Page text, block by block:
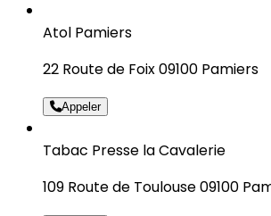
Atol Pamiers
22 Route de Foix 09100 Pamiers
Appeler
Tabac Presse la Cavalerie
109 Route de Toulouse 09100